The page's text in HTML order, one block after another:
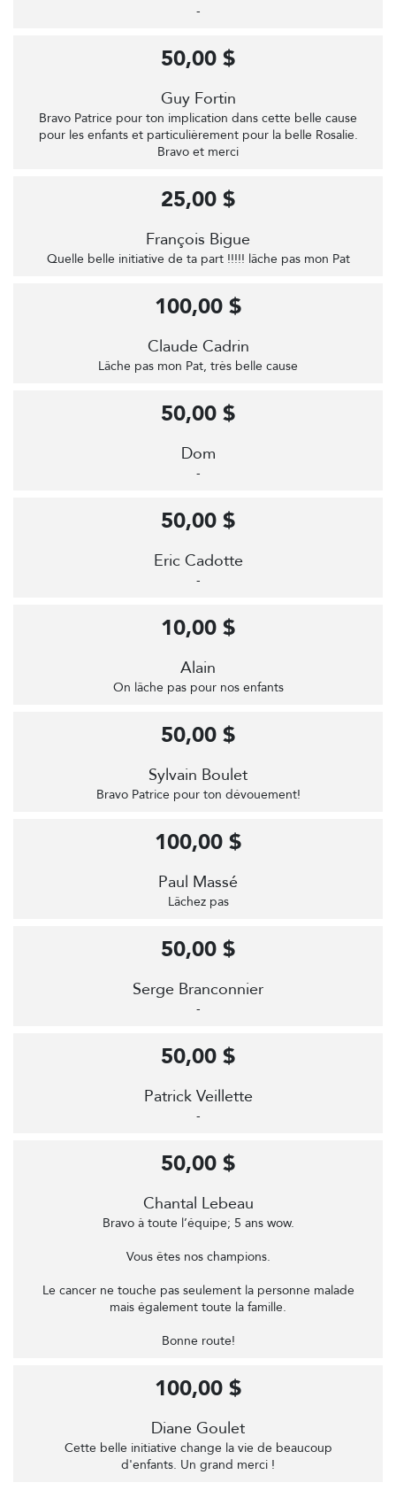
-
Guy Fortin
Bravo Patrice pour ton implication dans cette belle cause
pour les enfants et particulièrement pour la belle Rosalie.
Bravo et merci
50,00 $
François Bigue
Quelle belle initiative de ta part !!!!! lâche pas mon Pat
25,00 $
Claude Cadrin
Lâche pas mon Pat, très belle cause
100,00 $
Dom
-
50,00 $
Eric Cadotte
-
50,00 $
Alain
On lâche pas pour nos enfants
10,00 $
Sylvain Boulet
Bravo Patrice pour ton dévouement!
50,00 $
Paul Massé
Lâchez pas
100,00 $
Serge Branconnier
-
50,00 $
Patrick Veillette
-
50,00 $
Chantal Lebeau
Bravo à toute l’équipe; 5 ans wow.
Vous êtes nos champions.
Le cancer ne touche pas seulement la personne malade
mais également toute la famille.
Bonne route!
50,00 $
Diane Goulet
Cette belle initiative change la vie de beaucoup
d'enfants. Un grand merci !
100,00 $